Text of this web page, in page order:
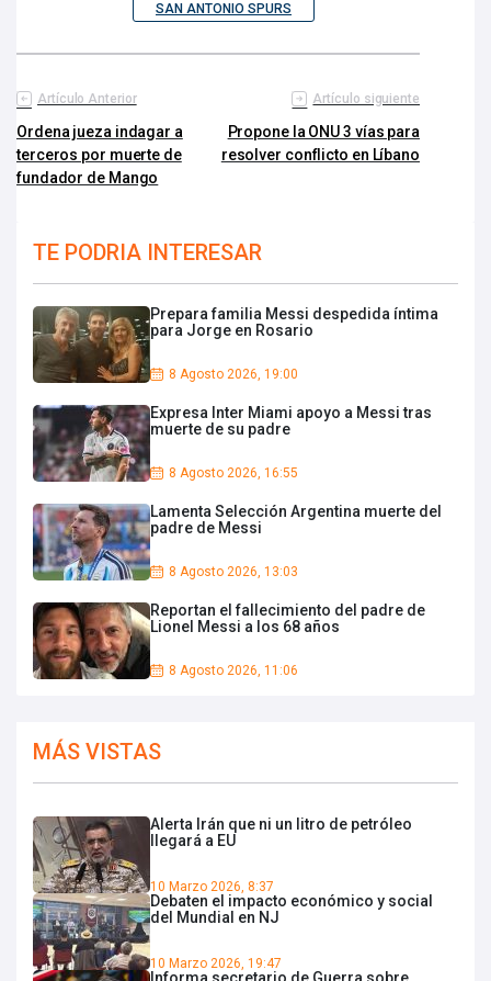
SAN ANTONIO SPURS
Artículo Anterior
Ordena jueza indagar a
terceros por muerte de
fundador de Mango
Artículo siguiente
Propone la ONU 3 vías para
resolver conflicto en Líbano
TE PODRIA INTERESAR
Prepara familia Messi despedida íntima
para Jorge en Rosario
8 Agosto 2026, 19:00
Expresa Inter Miami apoyo a Messi tras
muerte de su padre
8 Agosto 2026, 16:55
Lamenta Selección Argentina muerte del
padre de Messi
8 Agosto 2026, 13:03
Reportan el fallecimiento del padre de
Lionel Messi a los 68 años
8 Agosto 2026, 11:06
MÁS VISTAS
Alerta Irán que ni un litro de petróleo
llegará a EU
10 Marzo 2026, 8:37
Debaten el impacto económico y social
del Mundial en NJ
10 Marzo 2026, 19:47